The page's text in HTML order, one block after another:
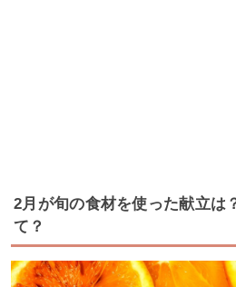
2月が旬の食材を使った献立は
て？